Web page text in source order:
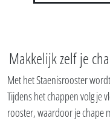
Makkelijk zelf je
Met het Staenisrooster
Tijdens het chappen volg je
rooster, waardoor je chape